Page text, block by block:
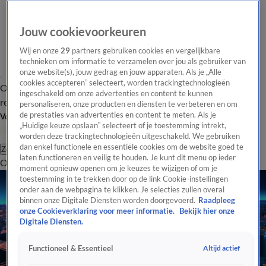
Overzicht Laatste nieuws Regionieuws Het beste van Hart
Tip de
redactie
Volg Hart van Nederland
Zoeken
OverzichtRegioUitzendingenWeerTip de redactiePanelVideo's
Jouw cookievoorkeuren
Wij en onze29 partners gebruiken cookies en vergelijkbare
technieken om informatie te verzamelen over jou als gebruiker van
onze website(s), jouw gedrag en jouw apparaten. Als je „Alle
cookies accepteren” selecteert, worden trackingtechnologieën
ingeschakeld om onze advertenties en content te kunnen
personaliseren, onze producten en diensten te verbeteren en om
de prestaties van advertenties en content te meten. Als je
„Huidige keuze opslaan” selecteert of je toestemming intrekt,
worden deze trackingtechnologieën uitgeschakeld. We gebruiken
dan enkel functionele en essentiële cookies om de website goed te
laten functioneren en veilig te houden. Je kunt dit menu op ieder
moment opnieuw openen om je keuzes te wijzigen of om je
toestemming in te trekken door op de link Cookie-instellingen
onder aan de webpagina te klikken. Je selecties zullen overal
binnen onze Digitale Diensten worden doorgevoerd. Raadpleeg
onze Cookieverklaring voor meer informatie.
Bekijk hier onze
Digitale Diensten.
Functioneel & Essentieel Altijd actief